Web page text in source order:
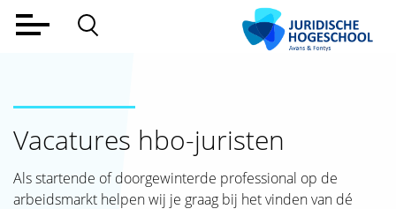
Deeltijd
Werkveld
Vacatures hbo-juristen
Als startende of doorgewinterde professional op de
arbeidsmarkt helpen wij je graag bij het vinden van dé